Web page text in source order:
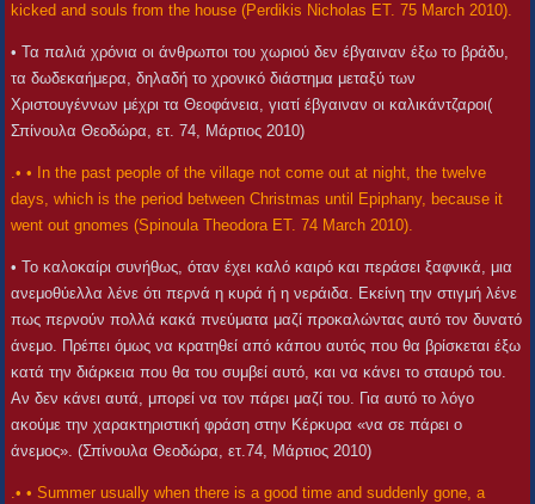
kicked and souls from the house (Perdikis Nicholas ET. 75 March 2010).
• Τα παλιά χρόνια οι άνθρωποι του χωριού δεν έβγαιναν έξω το βράδυ,
τα δωδεκαήμερα, δηλαδή το χρονικό διάστημα μεταξύ των
Χριστουγέννων μέχρι τα Θεοφάνεια, γιατί έβγαιναν οι καλικάντζαροι(
Σπίνουλα Θεοδώρα, ετ. 74, Μάρτιος 2010)
.• • In the past people of the village not come out at night, the twelve
days, which is the period between Christmas until Epiphany, because it
went out gnomes (Spinoula Theodora ET. 74 March 2010).
• Το καλοκαίρι συνήθως, όταν έχει καλό καιρό και περάσει ξαφνικά, μια
ανεμοθύελλα λένε ότι περνά η κυρά ή η νεράιδα. Εκείνη την στιγμή λένε
πως περνούν πολλά κακά πνεύματα μαζί προκαλώντας αυτό τον δυνατό
άνεμο. Πρέπει όμως να κρατηθεί από κάπου αυτός που θα βρίσκεται έξω
κατά την διάρκεια που θα του συμβεί αυτό, και να κάνει το σταυρό του.
Αν δεν κάνει αυτά, μπορεί να τον πάρει μαζί του. Για αυτό το λόγο
ακούμε την χαρακτηριστική φράση στην Κέρκυρα «να σε πάρει ο
άνεμος». (Σπίνουλα Θεοδώρα, ετ.74, Μάρτιος 2010)
.• • Summer usually when there is a good time and suddenly gone, a